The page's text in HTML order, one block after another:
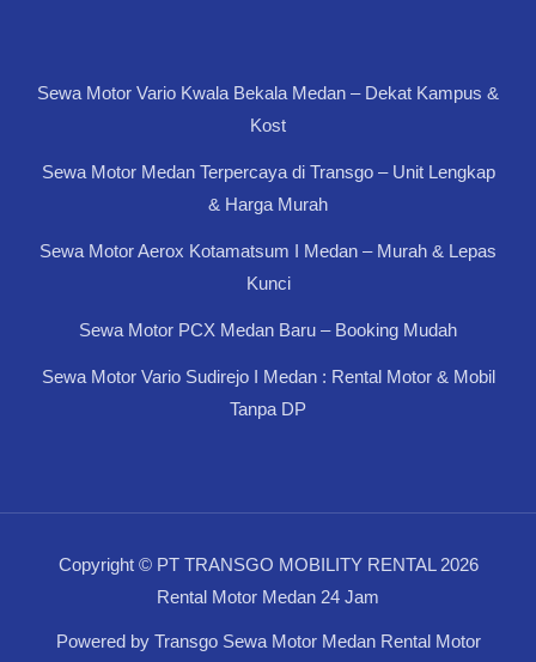
Sewa Motor Vario Kwala Bekala Medan – Dekat Kampus &
Kost
Sewa Motor Medan Terpercaya di Transgo – Unit Lengkap
& Harga Murah
Sewa Motor Aerox Kotamatsum I Medan – Murah & Lepas
Kunci
Sewa Motor PCX Medan Baru – Booking Mudah
Sewa Motor Vario Sudirejo I Medan : Rental Motor & Mobil
Tanpa DP
Copyright © PT TRANSGO MOBILITY RENTAL 2026
Rental Motor Medan 24 Jam
Powered by Transgo Sewa Motor Medan Rental Motor